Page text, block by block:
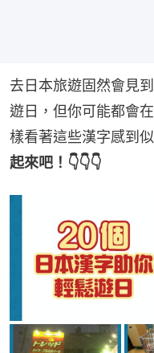
去日本旅遊固然會見
遊日，但你可能都會
樣看著這些漢字感到似
起來吧！👇👇👇